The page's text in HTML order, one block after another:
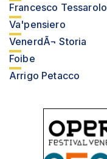
Francesco Tessarolo
Va'pensiero
VenerdÃ¬ Storia
Foibe
Arrigo Petacco